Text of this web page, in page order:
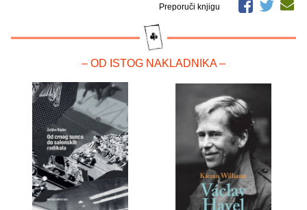
Preporuči knjigu
– OD ISTOG NAKLADNIKA –